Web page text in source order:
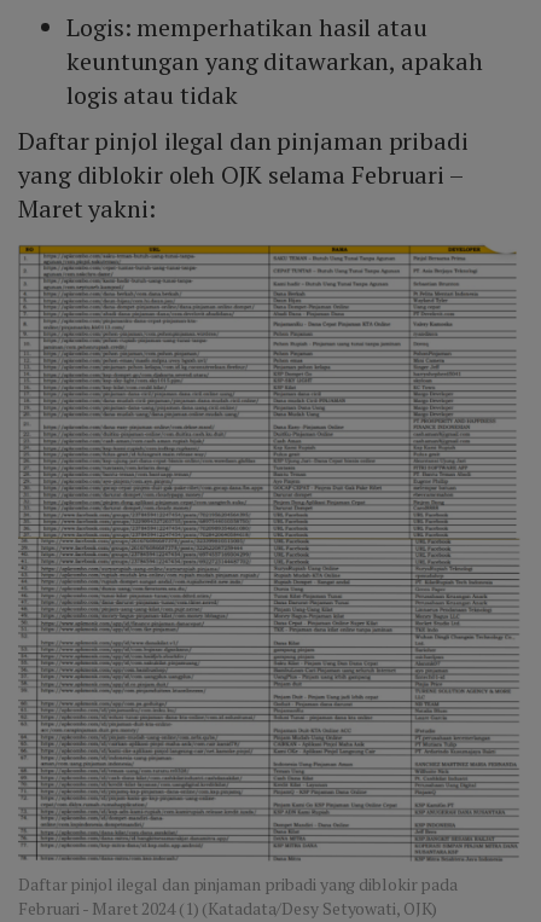
Logis: memperhatikan hasil atau
keuntungan yang ditawarkan, apakah
logis atau tidak
Daftar pinjol ilegal dan pinjaman pribadi
yang diblokir oleh OJK selama Februari –
Maret yakni:
Daftar pinjol ilegal dan pinjaman pribadi yang diblokir pada
Februari - Maret 2024 (1) (Katadata/Desy Setyowati, OJK)